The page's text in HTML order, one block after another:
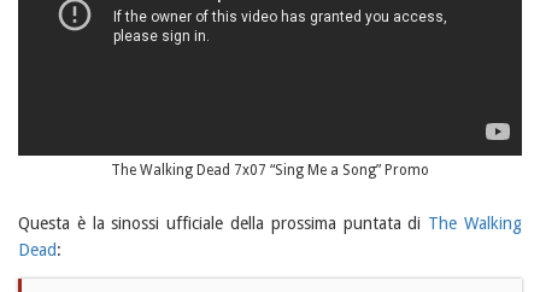
The Walking Dead 7x07 “Sing Me a Song” Promo
Questa è la sinossi ufficiale della prossima puntata di The Walking
Dead: